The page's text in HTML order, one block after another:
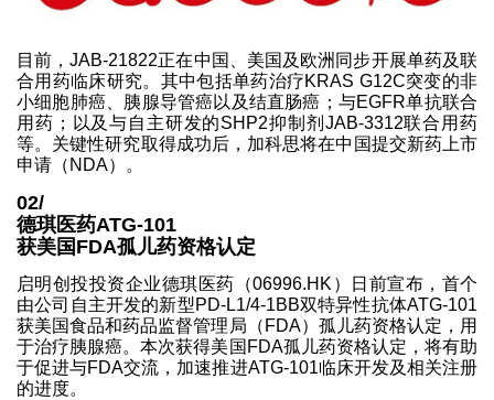
目前，JAB-21822正在中国、美国及欧洲同步开展单药及联
合用药临床研究。其中包括单药治疗KRAS G12C突变的非
小细胞肺癌、胰腺导管癌以及结直肠癌；与EGFR单抗联合
用药；以及与自主研发的SHP2抑制剂JAB-3312联合用药
等。关键性研究取得成功后，加科思将在中国提交新药上市
申请（NDA）。
02/
德琪医药ATG-101
获美国FDA孤儿药资格认定
启明创投投资企业德琪医药（06996.HK）日前宣布，首个
由公司自主开发的新型PD-L1/4-1BB双特异性抗体ATG-101
获美国食品和药品监督管理局（FDA）孤儿药资格认定，用
于治疗胰腺癌。本次获得美国FDA孤儿药资格认定，将有助
于促进与FDA交流，加速推进ATG-101临床开发及相关注册
的进度。